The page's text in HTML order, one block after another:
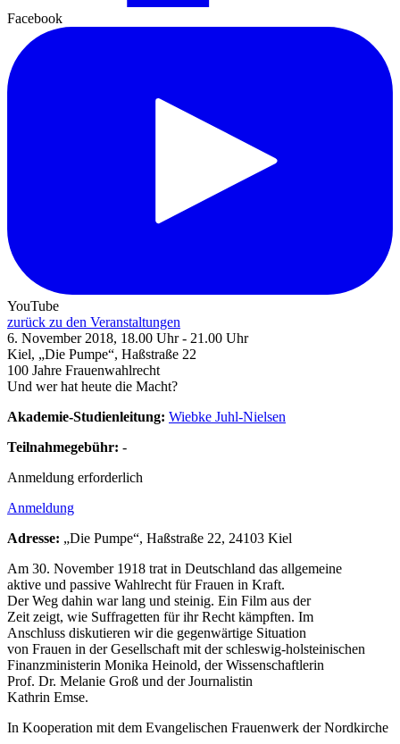
Facebook
YouTube
zurück zu den Veranstaltungen
6. November 2018, 18.00 Uhr - 21.00 Uhr
Kiel, „Die Pumpe“, Haßstraße 22
100 Jahre Frauenwahlrecht
Und wer hat heute die Macht?
Akademie-Studienleitung: Wiebke Juhl-Nielsen
Teilnahmegebühr: -
Anmeldung erforderlich
Anmeldung
Adresse: „Die Pumpe“, Haßstraße 22, 24103 Kiel
Am 30. November 1918 trat in Deutschland das allgemeine
aktive und passive Wahlrecht für Frauen in Kraft.
Der Weg dahin war lang und steinig. Ein Film aus der
Zeit zeigt, wie Suffragetten für ihr Recht kämpften. Im
Anschluss diskutieren wir die gegenwärtige Situation
von Frauen in der Gesellschaft mit der schleswig-holsteinischen
Finanzministerin Monika Heinold, der Wissenschaftlerin
Prof. Dr. Melanie Groß und der Journalistin
Kathrin Emse.
In Kooperation mit dem Evangelischen Frauenwerk der Nordkirche